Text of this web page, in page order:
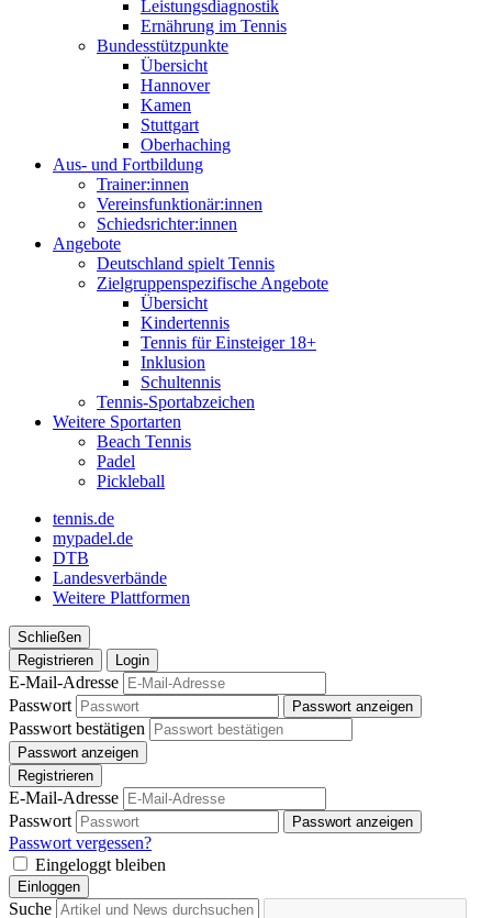
Leistungsdiagnostik
Ernährung im Tennis
Bundesstützpunkte
Übersicht
Hannover
Kamen
Stuttgart
Oberhaching
Aus- und Fortbildung
Trainer:innen
Vereinsfunktionär:innen
Schiedsrichter:innen
Angebote
Deutschland spielt Tennis
Zielgruppenspezifische Angebote
Übersicht
Kindertennis
Tennis für Einsteiger 18+
Inklusion
Schultennis
Tennis-Sportabzeichen
Weitere Sportarten
Beach Tennis
Padel
Pickleball
tennis.de
mypadel.de
DTB
Landesverbände
Weitere Plattformen
Schließen
Registrieren
Login
E-Mail-Adresse
Passwort
Passwort anzeigen
Passwort bestätigen
Passwort anzeigen
Registrieren
E-Mail-Adresse
Passwort
Passwort anzeigen
Passwort vergessen?
Eingeloggt bleiben
Einloggen
Suche